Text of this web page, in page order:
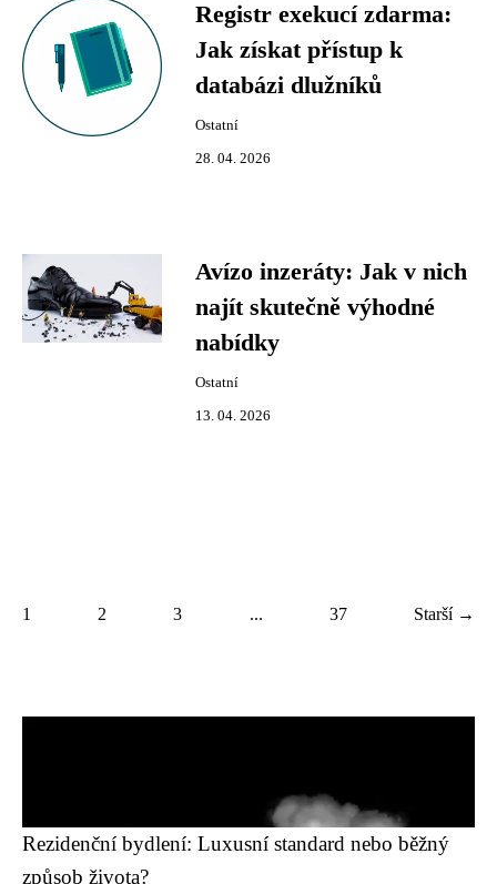
Registr exekucí zdarma:
Jak získat přístup k
databázi dlužníků
Ostatní
28. 04. 2026
Avízo inzeráty: Jak v nich
najít skutečně výhodné
nabídky
Ostatní
13. 04. 2026
1 2 3 ... 37 Starší →
Rezidenční bydlení: Luxusní standard nebo běžný
způsob života?